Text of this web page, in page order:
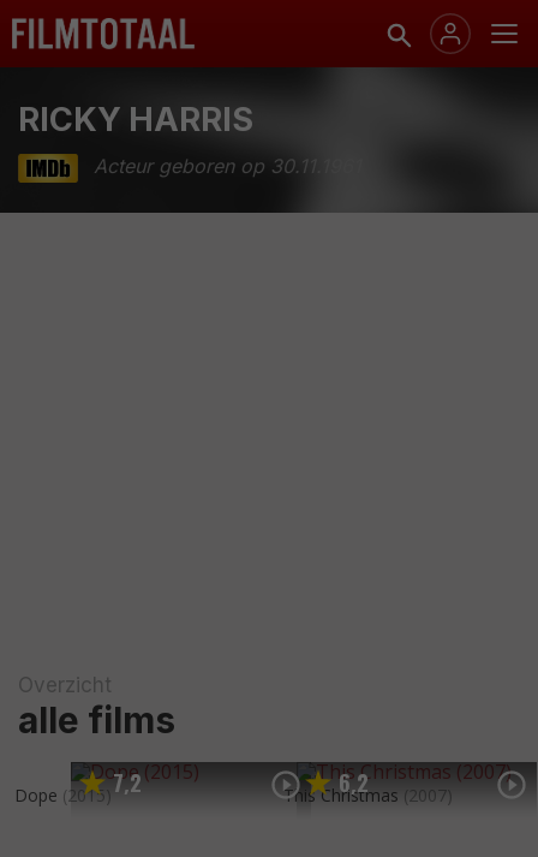
RICKY HARRIS
Acteur geboren op 30.11.1961
Overzicht
alle films
7,2
Dope (2015) 6,2
This Christmas (2007)